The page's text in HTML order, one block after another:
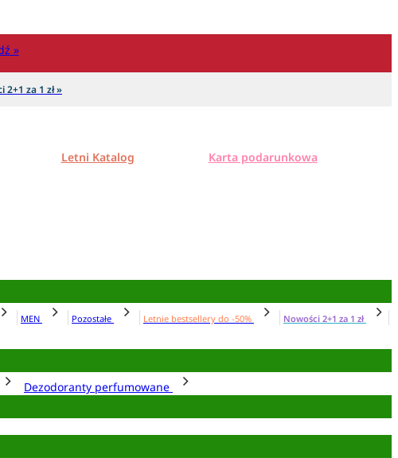
»
2+1 za 1 zł »
Letni Katalog Karta podarunkowa
MEN Pozostałe Letnie bestsellery do -50%
Nowości 2+1 za 1 zł
Dezodoranty perfumowane